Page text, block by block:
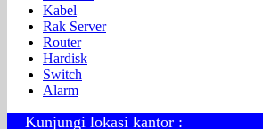
Kabel
Rak Server
Router
Hardisk
Switch
Alarm
Kunjungi lokasi kantor :